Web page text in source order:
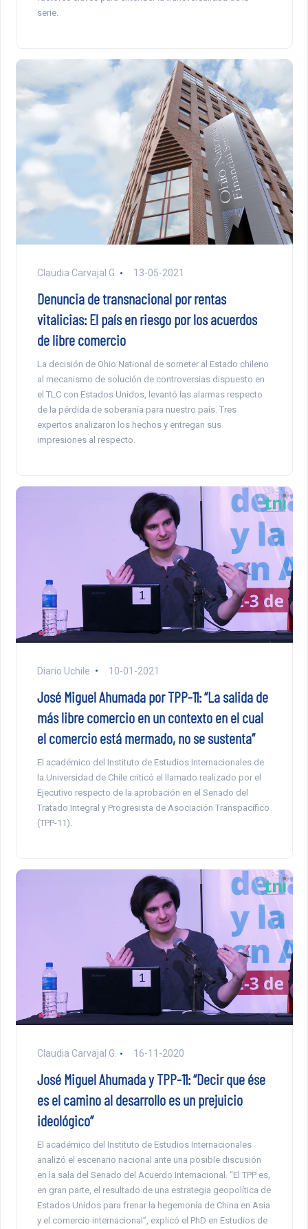
serie.
Claudia Carvajal G. 13-05-2021
Denuncia de transnacional por rentas
vitalicias: El país en riesgo por los acuerdos
de libre comercio
La decisión de Ohio National de someter al Estado chileno
al mecanismo de solución de controversias dispuesto en
el TLC con Estados Unidos, levantó las alarmas respecto
de la pérdida de soberanía para nuestro país. Tres
expertos analizaron los hechos y entregan sus
impresiones al respecto.
Diario Uchile 10-01-2021
José Miguel Ahumada por TPP-11: “La salida de
más libre comercio en un contexto en el cual
el comercio está mermado, no se sustenta”
El académico del Instituto de Estudios Internacionales de
la Universidad de Chile criticó el llamado realizado por el
Ejecutivo respecto de la aprobación en el Senado del
Tratado Integral y Progresista de Asociación Transpacífico
(TPP-11).
Claudia Carvajal G. 16-11-2020
José Miguel Ahumada y TPP-11: “Decir que ése
es el camino al desarrollo es un prejuicio
ideológico”
El académico del Instituto de Estudios Internacionales
analizó el escenario nacional ante una posible discusión
en la sala del Senado del Acuerdo Internacional. “El TPP es,
en gran parte, el resultado de una estrategia geopolítica de
Estados Unidos para frenar la hegemonía de China en Asia
y el comercio internacional”, explicó el PhD en Estudios de